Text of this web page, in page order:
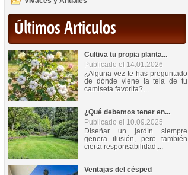
Últimos Articulos
Cultiva tu propia planta...
Publicado el 14.01.2026
¿Alguna vez te has preguntado
de dónde viene la tela de tu
camiseta favorita?...
¿Qué debemos tener en...
Publicado el 10.09.2025
Diseñar un jardín siempre
genera ilusión, pero también
cierta responsabilidad,...
Ventajas del césped